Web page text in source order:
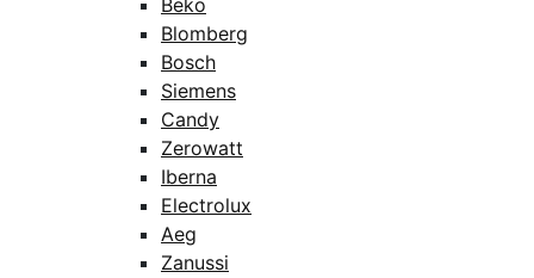
Beko
Blomberg
Bosch
Siemens
Candy
Zerowatt
Iberna
Electrolux
Aeg
Zanussi